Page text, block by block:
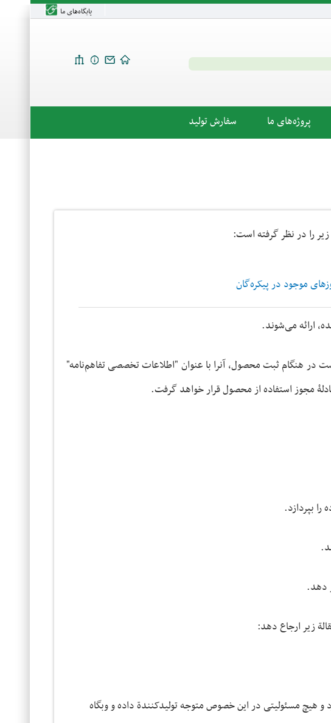
پایگاه‌های ما
پروژه‌های ما سفارش تولید
را در نظر گرفته است:
موجود در پیکره‌گان
ارائه می‌شوند.
در هنگام ثبت محصول، آنرا با عنوان "اطلاعات تخصصی تفاهم‌نامه"
مجوز استفاده از محصول قرار خواهد گرفت.
بپردازد.
دهد.
زیر ارجاع دهد:
هیچ مسئولیتی در این خصوص متوجه تولیدکنندة داده و وبگاه